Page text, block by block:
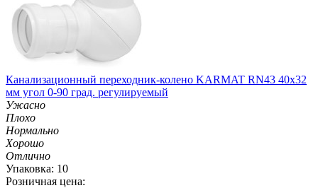
Канализационный переходник-колено KARMAT RN43 40х32
мм угол 0-90 град. регулируемый
Ужасно
Плохо
Нормально
Хорошо
Отлично
Упаковка: 10
Розничная цена: